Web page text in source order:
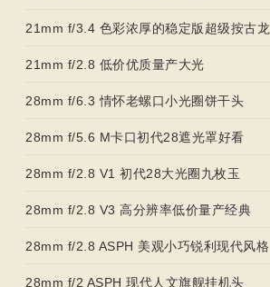
21mm f/3.4 色彩浓厚的稳定版超级按古龙
21mm f/2.8 低价优质量产大光
28mm f/6.3 情怀老螺口小光圈饼干头
28mm f/5.6 M卡口初代28遮光罩好看
28mm f/2.8 V1 初代28大光圈九枚玉
28mm f/2.8 V3 高分辨率低价量产经典
28mm f/2.8 ASPH 美观小巧锐利现代风格
28mm f/2 ASPH 现代人文旗舰挂机头